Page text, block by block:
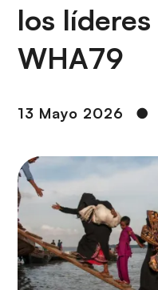
los
WHA79
13 Mayo 2026 ●